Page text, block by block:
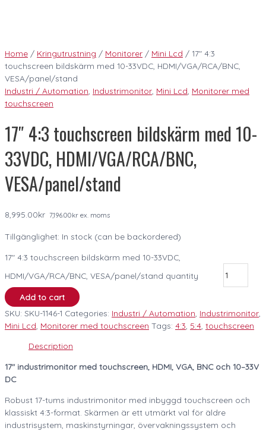
Home / Kringutrustning / Monitorer / Mini Lcd / 17″ 4:3
touchscreen bildskärm med 10-33VDC, HDMI/VGA/RCA/BNC,
VESA/panel/stand
Industri / Automation Industrimonitor Mini Lcd Monitorer med
touchscreen
17″ 4:3 touchscreen bildskärm med 10-
33VDC, HDMI/VGA/RCA/BNC,
VESA/panel/stand
8,995.00kr 7,196.00kr ex. moms
Tillgänglighet: In stock (can be backordered)
17" 4:3 touchscreen bildskärm med 10-33VDC,
HDMI/VGA/RCA/BNC, VESA/panel/stand quantity
Add to cart
SKU: SKU-1146-1 Categories: Industri / Automation Industrimonitor
Mini Lcd Monitorer med touchscreen Tags: 4:3 5:4 touchscreen
Description
17″ industrimonitor med touchscreen, HDMI, VGA, BNC och 10–33V
DC
Robust 17-tums industrimonitor med inbyggd touchscreen och
klassiskt 4:3-format. Skärmen är ett utmärkt val för äldre
industrisystem, maskinstyrningar, övervakningssystem och